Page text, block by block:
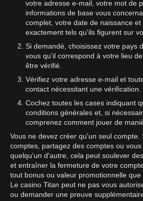
votre adresse e-mail, votre mot de
informations de base vous
complet, votre date de naissance
exactement tels qu'ils figurent sur
Si demandé, choisissez votre pays
vous qu'il correspond à votre lieu
être vérifié.
Vérifiez votre adresse e-mail et
contact nécessitant une vérification.
Cochez toutes les cases indiquant
conditions générales et, si
comprenez comment jouer de
Vous ne devez créer qu'un seul compte.
comptes, partagez des comptes ou
quelqu'un d'autre, cela peut soulever
et entraîner la fermeture de votre
tout bonus ou valeur promotionnelle que
Le casino Titan peut ne pas vous
ou demander une preuve